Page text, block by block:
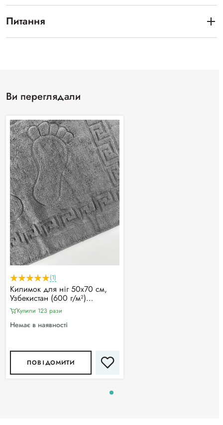
Питання
Ви переглядали
(1)
Килимок для ніг 50х70 см,
Узбекистан (600 г/м²)
махровий, сірий
Купили 123 рази
Немає в наявності
ПОВІДОМИТИ